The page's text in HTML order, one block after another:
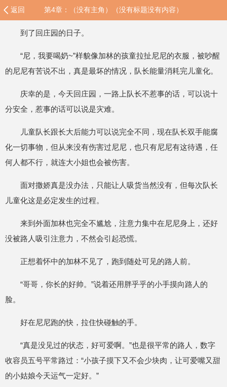
返回 第4章：（没有主角）（没有标题没有内容）
到了回庄园的日子。
“尼，我要喝奶~”样貌像加林的孩童拉扯尼尼的衣服，被吵醒
的尼尼有苦说不出，真是最坏的情况，队长能量消耗完儿童化。
庆幸的是，今天回庄园，一路上队长不惹事的话，可以说十
分安全，惹事的话可以说是灾难。
儿童队长跟长大后能力可以说完全不同，现在队长双手能腐
化一切事物，但从来没有伤害过尼尼，也只有尼尼有这待遇，任
何人都不行，就连大小姐也会被伤害。
面对撒娇真是没办法，只能让人吸货当然没有，但每次队长
儿童化这是必定发生的过程。
来到外面加林也完全不尴尬，注意力集中在尼尼身上，还好
没被路人吸引注意力，不然会引起恐慌。
正想着怀中的加林不见了，跑到随处可见的路人前。
“哥哥，你长的好帅。”说着还用胖乎乎的小手摸向路人的
脸。
好在尼尼跑的快，拉住快碰触的手。
“真是没见过的状态，好可爱啊。”也是很平常的路人，数字
收容员五号平常路过：“小孩子摸下又不会少块肉，让可爱嘴又甜
的小姑娘今天运气一定好。”